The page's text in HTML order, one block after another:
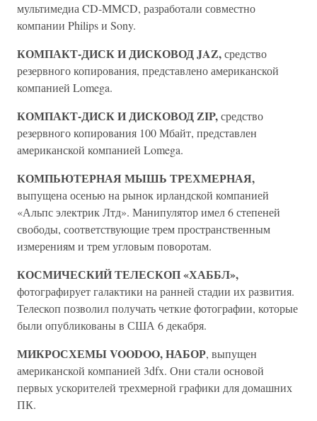
мультимедиа CD-MMCD, разработали совместно
компании Philips и Sony.
КОМПАКТ-ДИСК И ДИСКОВОД JAZ,средство
резервного копирования, представлено американской
компанией Lomega.
КОМПАКТ-ДИСК И ДИСКОВОД ZIP,средство
резервного копирования 100 Мбайт, представлен
американской компанией Lomega.
КОМПЬЮТЕРНАЯ МЫШЬ ТРЕХМЕРНАЯ,
выпущена осенью на рынок ирландской компанией
«Альпс электрик Лтд». Манипулятор имел 6 степеней
свободы, соответствующие трем пространственным
измерениям и трем угловым поворотам.
КОСМИЧЕСКИЙ ТЕЛЕСКОП «ХАББЛ»,
фотографирует галактики на ранней стадии их развития.
Телескоп позволил получать четкие фотографии, которые
были опубликованы в США 6 декабря.
МИКРОСХЕМЫ VOODOO, НАБОР, выпущен
американской компанией 3dfx. Они стали основой
первых ускорителей трехмерной графики для домашних
ПК.